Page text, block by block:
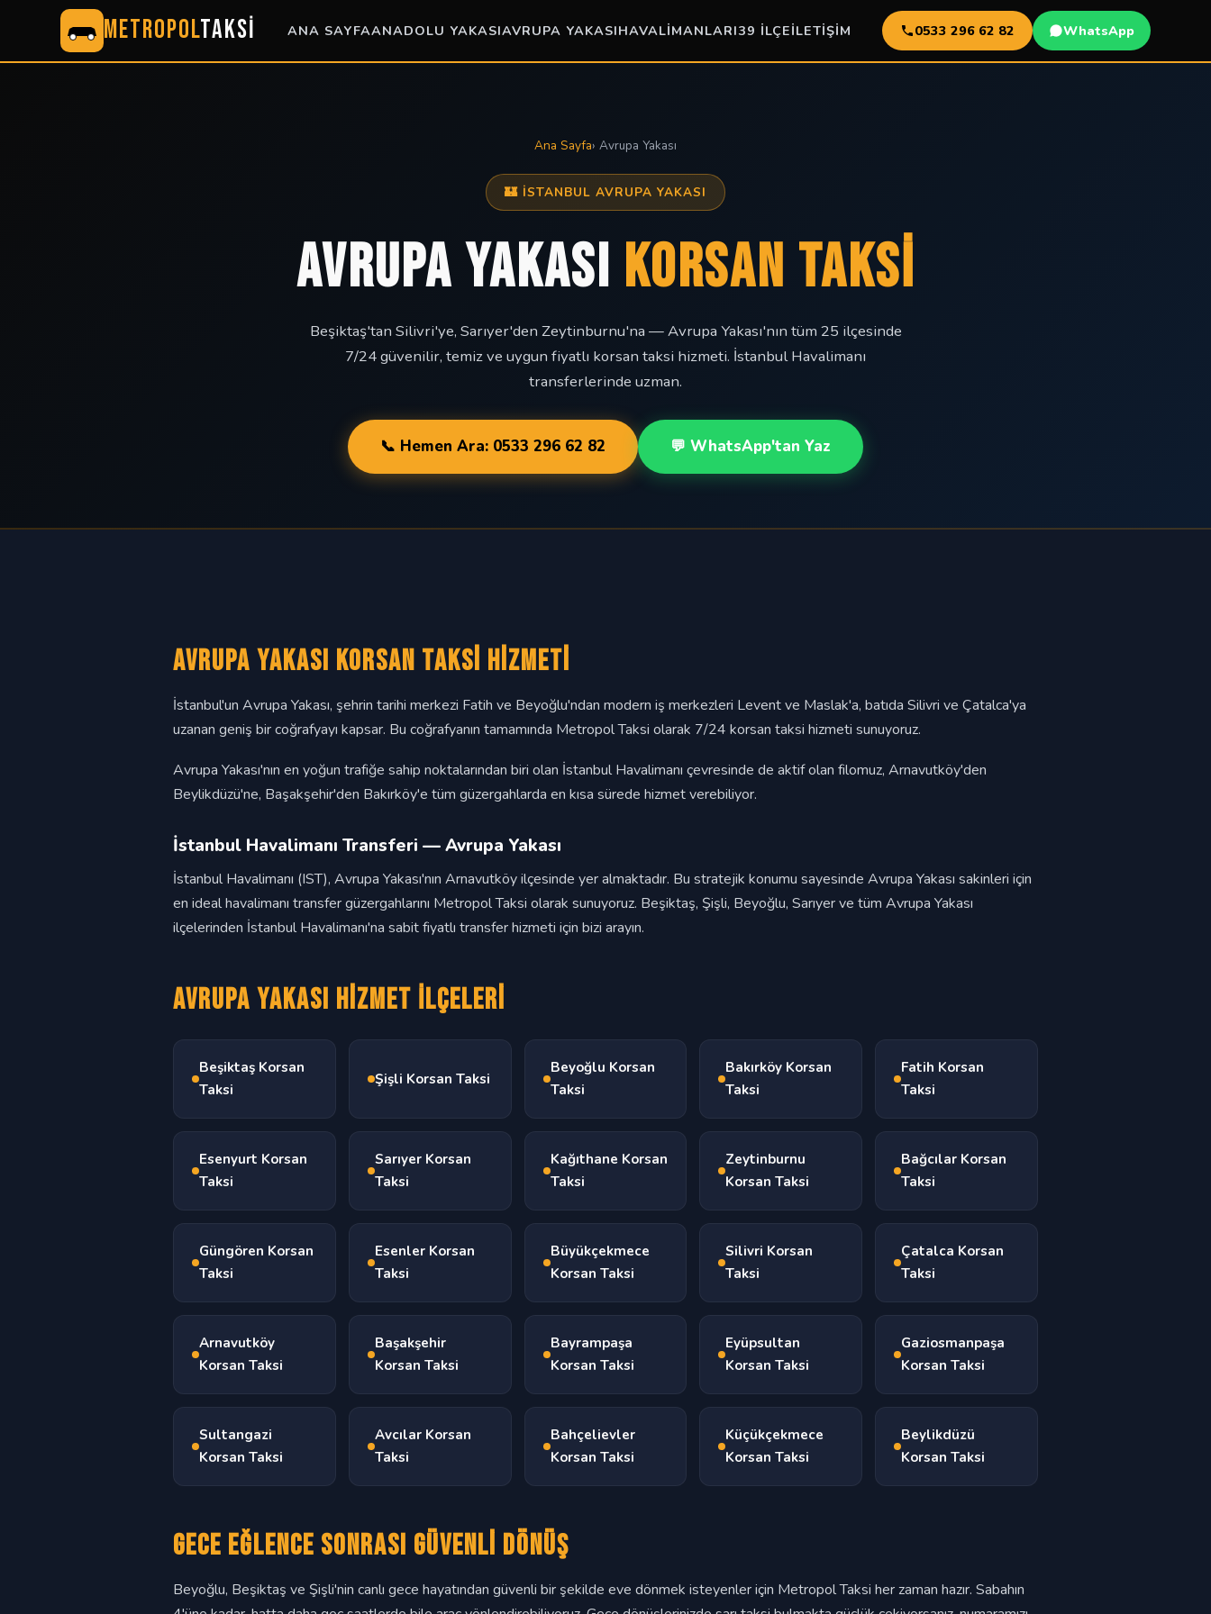
METROPOLTAKSİ ANA SAYFAANADOLU YAKASIAVRUPA YAKASIHAVALIMANLARI39 İLÇEİLETIŞIM 0533 296 62 82 WhatsApp
Ana Sayfa› Avrupa Yakası
🏰 İSTANBUL AVRUPA YAKASI
AVRUPA YAKASI KORSAN TAKSİ
Beşiktaş'tan Silivri'ye, Sarıyer'den Zeytinburnu'na — Avrupa Yakası'nın tüm 25 ilçesinde
7/24 güvenilir, temiz ve uygun fiyatlı korsan taksi hizmeti. İstanbul Havalimanı
transferlerinde uzman.
📞 Hemen Ara: 0533 296 62 82 💬 WhatsApp'tan Yaz
Avrupa Yakası Korsan Taksi Hizmeti
İstanbul'un Avrupa Yakası, şehrin tarihi merkezi Fatih ve Beyoğlu'ndan modern iş merkezleri Levent ve Maslak'a, batıda Silivri ve Çatalca'ya
uzanan geniş bir coğrafyayı kapsar. Bu coğrafyanın tamamında Metropol Taksi olarak 7/24 korsan taksi hizmeti sunuyoruz.
Avrupa Yakası'nın en yoğun trafiğe sahip noktalarından biri olan İstanbul Havalimanı çevresinde de aktif olan filomuz, Arnavutköy'den
Beylikdüzü'ne, Başakşehir'den Bakırköy'e tüm güzergahlarda en kısa sürede hizmet verebiliyor.
İstanbul Havalimanı Transferi — Avrupa Yakası
İstanbul Havalimanı (IST), Avrupa Yakası'nın Arnavutköy ilçesinde yer almaktadır. Bu stratejik konumu sayesinde Avrupa Yakası sakinleri için
en ideal havalimanı transfer güzergahlarını Metropol Taksi olarak sunuyoruz. Beşiktaş, Şişli, Beyoğlu, Sarıyer ve tüm Avrupa Yakası
ilçelerinden İstanbul Havalimanı'na sabit fiyatlı transfer hizmeti için bizi arayın.
Avrupa Yakası Hizmet İlçeleri
Beşiktaş Korsan
Taksi
Şişli Korsan Taksi
Beyoğlu Korsan
Taksi
Bakırköy Korsan
Taksi
Fatih Korsan
Taksi
Esenyurt Korsan
Taksi
Sarıyer Korsan
Taksi
Kağıthane Korsan
Taksi
Zeytinburnu
Korsan Taksi
Bağcılar Korsan
Taksi
Güngören Korsan
Taksi
Esenler Korsan
Taksi
Büyükçekmece
Korsan Taksi
Silivri Korsan
Taksi
Çatalca Korsan
Taksi
Arnavutköy
Korsan Taksi
Başakşehir
Korsan Taksi
Bayrampaşa
Korsan Taksi
Eyüpsultan
Korsan Taksi
Gaziosmanpaşa
Korsan Taksi
Sultangazi
Korsan Taksi
Avcılar Korsan
Taksi
Bahçelievler
Korsan Taksi
Küçükçekmece
Korsan Taksi
Beylikdüzü
Korsan Taksi
Gece Eğlence Sonrası Güvenli Dönüş
Beyoğlu, Beşiktaş ve Şişli'nin canlı gece hayatından güvenli bir şekilde eve dönmek isteyenler için Metropol Taksi her zaman hazır. Sabahın